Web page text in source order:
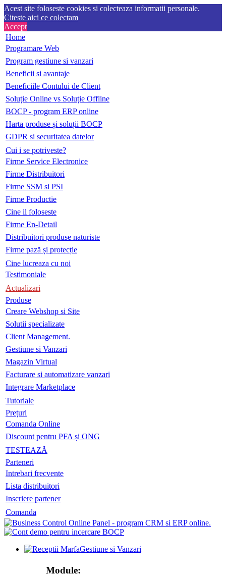
Acest site foloseste cookies si colecteaza informatii personale.
Citeste aici ce colectam
Accept
Home
Programare Web
Program gestiune si vanzari
Beneficii si avantaje
Beneficiile Contului de Client
Soluție Online vs Soluție Offline
BOCP - program ERP online
Harta produse și soluții BOCP
GDPR si securitatea datelor
Cui i se potriveste?
Firme Service Electronice
Firme Distribuitori
Firme SSM si PSI
Firme Productie
Cine il foloseste
Firme En-Detail
Distribuitori produse naturiste
Firme pază și protecție
Cine lucreaza cu noi
Testimoniale
Actualizari
Produse
Creare Webshop si Site
Solutii specializate
Client Management.
Gestiune si Vanzari
Magazin Virtual
Facturare si automatizare vanzari
Integrare Marketplace
Tutoriale
Prețuri
Comanda Online
Discount pentru PFA și ONG
TESTEAZĂ
Parteneri
Intrebari frecvente
Lista distribuitori
Inscriere partener
Comanda
Gestiune si Vanzari
Module: